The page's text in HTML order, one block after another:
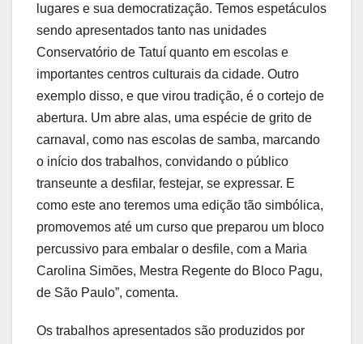
lugares e sua democratização. Temos espetáculos
sendo apresentados tanto nas unidades
Conservatório de Tatuí quanto em escolas e
importantes centros culturais da cidade. Outro
exemplo disso, e que virou tradição, é o cortejo de
abertura. Um abre alas, uma espécie de grito de
carnaval, como nas escolas de samba, marcando
o início dos trabalhos, convidando o público
transeunte a desfilar, festejar, se expressar. E
como este ano teremos uma edição tão simbólica,
promovemos até um curso que preparou um bloco
percussivo para embalar o desfile, com a Maria
Carolina Simões, Mestra Regente do Bloco Pagu,
de São Paulo”, comenta.
Os trabalhos apresentados são produzidos por